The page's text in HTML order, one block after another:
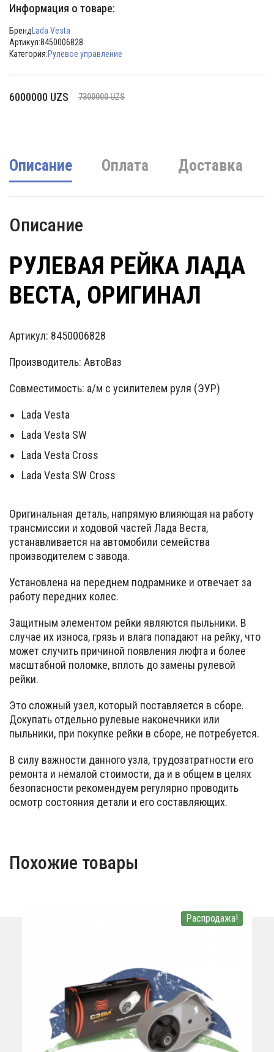
Информация о товаре:
Бренд Lada Vesta
Артикул:8450006828
Категория:Рулевое управление
7300000UZS
Первоначальная
6000000 UZS
Текущая
Описание Оплата Доставка
Описание
РУЛЕВАЯ РЕЙКА ЛАДА
ВЕСТА, ОРИГИНАЛ
Артикул: 8450006828
Производитель: АвтоВаз
Совместимость: а/м с усилителем руля (ЭУР)
Lada Vesta
Lada Vesta SW
Lada Vesta Cross
Lada Vesta SW Cross
Оригинальная деталь, напрямую влияющая на работу
трансмиссии и ходовой частей Лада Веста,
устанавливается на автомобили семейства
производителем с завода.
Установлена на переднем подрамнике и отвечает за
работу передних колес.
Защитным элементом рейки являются пыльники. В
случае их износа, грязь и влага попадают на рейку, что
может случить причиной появления люфта и более
масштабной поломке, вплоть до замены рулевой
рейки.
Это сложный узел, который поставляется в сборе.
Докупать отдельно рулевые наконечники или
пыльники, при покупке рейки в сборе, не потребуется.
В силу важности данного узла, трудозатратности его
ремонта и немалой стоимости, да и в общем в целях
безопасности рекомендуем регулярно проводить
осмотр состояния детали и его составляющих.
Похожие товары
Распродажа!